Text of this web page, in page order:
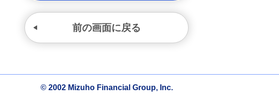
前の画面に戻る
© 2002 Mizuho Financial Group, Inc.